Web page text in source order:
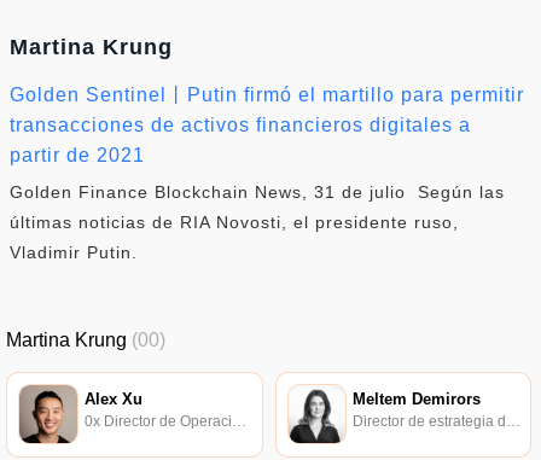
Martina Krung
Golden Sentinel丨Putin firmó el martillo para permitir
transacciones de activos financieros digitales a
partir de 2021
Golden Finance Blockchain News, 31 de julio Según las
últimas noticias de RIA Novosti, el presidente ruso,
Vladimir Putin.
Martina Krung (00)
Alex Xu Meltem Demirors